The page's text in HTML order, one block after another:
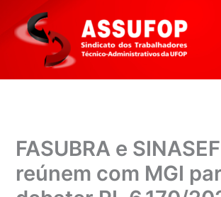
para
conteúdo
FASUBRA e
reúnem com MGI